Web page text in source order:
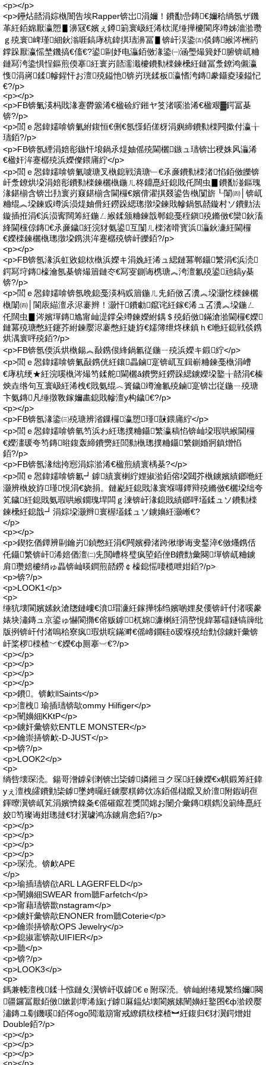
<p></p>
<p>鑸炶嚭涓婃槸闇告埃Rapper锛岀涓嬭！鐨勫嵒鏄€嬭秴绱氬ザ鐖
革紝銆婂厭瀛愬▋濞冦€嬪ぇ鐏箣寰岋紝浠栨浘缍撶櫦閬庝竴姊濇湁瓒
ｇ殑寰崥瑾細鈥滃啀鎬庨杭鍏掑瓙濞冨▋锛屽洖鍌㈤倓鏄緱涔栦箹
鐣跺厭瀛愮埜鐖搞€傗€?鍙剾妤电灜銆傚湪鍌㈠涵璺熶簨妤腑锛屼粬
鏈冩洿鍌惧悜鏂煎偄搴紝寰岃嚭濡濈櫦鐨勬檪鍊欙紝鏈冨洜鐐鸿儭瀛
愯涓嶈鍒幓鍟忓お澶殑鎰忚锛岃珖鍒板瀛愭洿鏄豢鑷夌瑧鎰忋
€?/p>
<p></p>
<p>FB锛氭渶杩戝湪蹇欎簺浠€楹硷紵鎺ヤ笅渚嗘湁浠€楹艰▓鍔冨棊
锛?/p>
<p>閭ｅ惥鍏嬬啽锛氭紨鍑恒€侀€氬憡銆傞枒涓嬩締鐨勬檪闁撳付瀛╁
瓙銆?/p>
<p>FB锛氬緸涓婄彮鏃忓埌鍋氶煶妯傜殑閫欐鏃ュ瓙锛岀稉姝风灜浠
€楹奸洠蹇樼殑浜嬫儏鍡庯紵</p>
<p>閭ｅ惥鍏嬬啽锛氭噳瑭叉槸鎴戦潰瑭﹂€氶亷鐨勬檪渚惂銆傚皪锛
屽洜鐐烘垜涓婄彮鐨勬檪鍊欐槸鍦ㄦ柊鐤嗭紝鎴戝仛闊虫▊鐨勫湴鏂瑰
湪鍖椾含锛岀劧寰岃窡鍖椾含閫欏€嬪偝濯掑叕鍙告槸闅旂┖闈㈣│锛屼
粬绲︽垜鍊戜竴浜涢煶妯傦紝鐒跺緦璁撴垜鍊戝幓鍋氬嚭鏇村ソ鐨勭法
鏇插拰涓€浜涢寗闊筹紝鍦ㄥ緱鍒颁粬鍊戠郸鎴戞秷鎭殑鏅傚€欒鈥滀
綘閫欓倞鏄€氶亷鐬紝浣犲氨鍙互闅ㄦ檪渚嗗寳浜灜鈥濓紝閫欏
€嬫檪鍊欐槸璁撴垜鎸洪洠蹇樼殑锛屽皪銆?/p>
<p></p>
<p>FB锛氬湪浜虹敓鎴栨槸浜嬫キ涓婏紝浠ュ緦鏈冪郸鑷繁涓€浜涜
鍔冩垨鏄檺瀹氬棊锛熶篃鏈冭€冩叜鍘诲槜瑭︽洿澶氱殑鍙兘鎬у棊
锛?/p>
<p>閭ｅ惥鍏嬬啽锛氬晩鎴戞渶杩戜篃鍦ㄦ兂銆傚叾瀵︽垜灏忔檪鍊欐
槸闈㈣│閬庡緢澶氶浕褰辫！灏忓鐨勮鑹诧紝鎵€浠ュ叾瀵︽垜鍦ㄥ
仛闊虫▊涔嬪墠鏄尯甯屾湜鐣朵竴鍊嬫紨鍝＄殑銆傚鏋滄湁閫欏€嬫
鏈冪殑瑭憋紝鑳芥紨鍊嬮浕褰憋紝婕斿€嬬簿绁炵梾鎮ｈ€咃紝鎴戦倓鎸
烘湡寰呯殑銆?/p>
<p>FB锛氬偄浜烘槸鍚︽敮鎸佷綘鍋氱従鍦ㄧ殑浜嬫キ鍛紵</p>
<p>閭ｅ惥鍏嬬啽锛氭敮鎸侊紝鑲畾鏀寔锛屼互鍓嶄粬鍊戞槸涓嶆
€庨杭绠★紝浣嗘槸涔熶笉鍒舵閫欐ǎ鐨勶紝鐒跺緦鐪嬫垜鐜╁嚭涓€榛
炴垚绺句互寰岋紝浠栧€戝氨绲︿簣鐬竴瀹氱殑鏀寔锛岀従鍦ㄧ殑瑭
卞氨鏄凡缍撴斁鎵嬭畵鎴戝幓澶у构鐬€?/p>
<p></p>
<p>FB锛氬湪鍌㈢殑瑭辨渻鏁欏瀛愬瑾敱鍡庯紵</p>
<p>閭ｅ惥鍏嬬啽锛氫笉浜わ紝璁撲粬鑷繁瀛稿惂锛屾垜瑕哄緱閫欏
€嬫澅瑗夸笉鏄暀鍑轰締鐨勶紝閭勬槸璁撲粬鑷繁鍘婚牁鎮熷惂
銆?/p>
<p>FB锛氬湪绌挎惌涓婃湁浠€楹煎績寰楀棊?</p>
<p>閭ｅ惥鍏嬬啽锛氱┛鎼績寰楋紵娌掓湁銆傛垜閮芥槸鐪嬪績鎯咃紝
灏辨槸姣斿瑾悓涓€娆捐。鏈嶏紝鎴戝湪寰堢嚗鐔辩殑鏅傚€欐垜绌夸
笂鐬紝鎴戝氨瑕哄緱鐗瑰垾闆ｇ湅锛屽湪鎴戝績鎯呯壒鍒ュソ鐨勬檪
鍊欙紝鎴戠┛涓婃垜灏辫寰楃壒鍒ュソ鐪嬶紝灏嶃€?
</p>
<p></p>
<p>鍥犵偤鐔辨剾鑰岃鍞憋紝涓€闁嬪彛渚跨偢缈诲叏鍫淬€傚爡鎸佸
仛鑷繁锛屽浠婄偤澶㈡兂閲嶆柊璧疯埅銆侳B鐨勯彙闋墠锛屼粬鐪
肩瓒婄櫦绡ゅ畾锛屾暎鐧煎嚭鐒￠檺鎴愮啛榄呭姏銆?/p>
<p>锛?/p>
<p>LOOK1</p>
<p>
缍犺壊閬嬪嫊鈥滄牎鏈嶁€濆瑁濓紝鎵撶牬绉嬪啲娌夋偠锛屽付渚嗘豢
婊块潚鏄ュ京鍙ゅ懗閬撱€傛贩鎼杌婂濂楋紝涓嶅悓鍏冪礌鐩镐簰纰
版挒锛屽付渚嗚秴寮疯瑕烘晥鏋溿€傜崹鐗硅ō瑷堢殑绐勯倞鐪奸彙锛
屽桨椤檪楂﹀€嬫€ф厠搴︺€?/p>
<p></p>
<p></p>
<p></p>
<p></p>
<p>鐨。锛欰llSaints</p>
<p>澶栧 瑜插瓙锛歍ommy Hilfiger</p>
<p>闉嬶細KKtP</p>
<p>鐪奸彙锛欸ENTLE MONSTER</p>
<p>鑰崇挵锛欰-D-JUST</p>
<p>锛?/p>
<p>LOOK2</p>
<p>
绱呰壊琛涜。鍚哥潧鎼剁溂锛岀枈鎼嫾鎺ヨク琛紝鍊嬫€х帺鍛筹紝鍏
уぇ澶栧皬鐨勭枈鎼墜娉曪紝鐪嬮粸鍗佽冻銆傜櫧鑹叉紒澶附鍜岄亱
鍕曢瀷锛屼笂涓嬪懠鎳夈€傜磪鑹茬獎閭婂お闄介彙鏄粸鐫涗箣绛嗭紝
姣笉璨诲姏璁撻€犲瀷璩鸿冻鐪肩悆銆?/p>
<p></p>
<p></p>
<p></p>
<p></p>
<p>琛涜。锛欰APE
</p>
<p>瑜插瓙锛欿ARL LAGERFELD</p>
<p>闉嬶細SWEAR from聽Farfetch</p>
<p>甯藉瓙锛欼nstagram</p>
<p>鐪奸彙锛歊ENONER from聽Coterie</p>
<p>鑰崇挵锛歄OPS Jewelry</p>
<p>鎴掓寚锛歊UIFIER</p>
<p>聽</p>
<p>锛?/p>
<p>LOOK3</p>
<p>
鎷兼帴澶栧鍒╄惤鏈夊瀷锛屽収鎼€ｅ附琛涜。锛屾紨绻规繁绉嬭闋
疆鑼冨厭銆傚鏉剧墰浠旇げ鎼厤鎾炶壊閬嬪嫊闉嬶紝鐜囨€ф湁鍨嬮
潚鏄ユ劅鐖嗘銆侺ogo閲濈箶甯戒繚鏆栨檪楂︼紝鍑归€犲瀷鍔熷姏
Double銆?/p>
<p></p>
<p></p>
<p></p>